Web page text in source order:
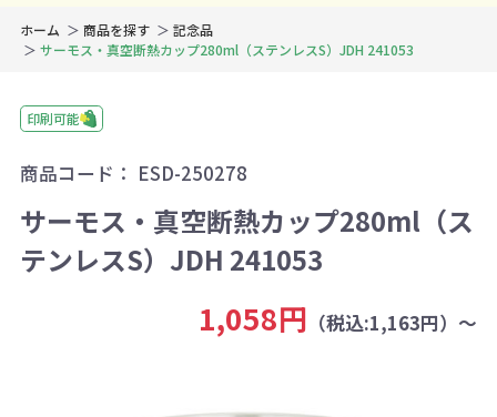
ホーム 商品を探す
記念品
サーモス・真空断熱カップ280ml（ステンレスS）JDH 241053
印刷可能
商品コード： ESD-250278
サーモス・真空断熱カップ280ml（ス
テンレスS）JDH 241053
1,058円 （税込:1,163円）～